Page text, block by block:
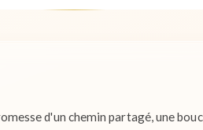
d'un chemin partagé, une